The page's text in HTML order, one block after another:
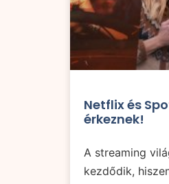
Netflix és
érkeznek!
A streaming
kezdődik,